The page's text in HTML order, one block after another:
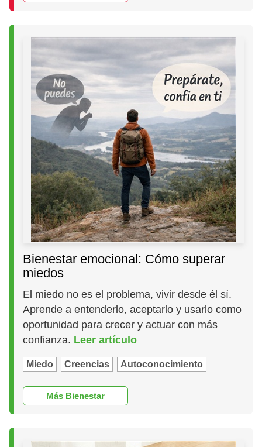
Bienestar emocional: Cómo superar
miedos
El miedo no es el problema, vivir desde él sí.
Aprende a entenderlo, aceptarlo y usarlo como
oportunidad para crecer y actuar con más
confianza. Leer artículo
Miedo Creencias Autoconocimiento
Más Bienestar